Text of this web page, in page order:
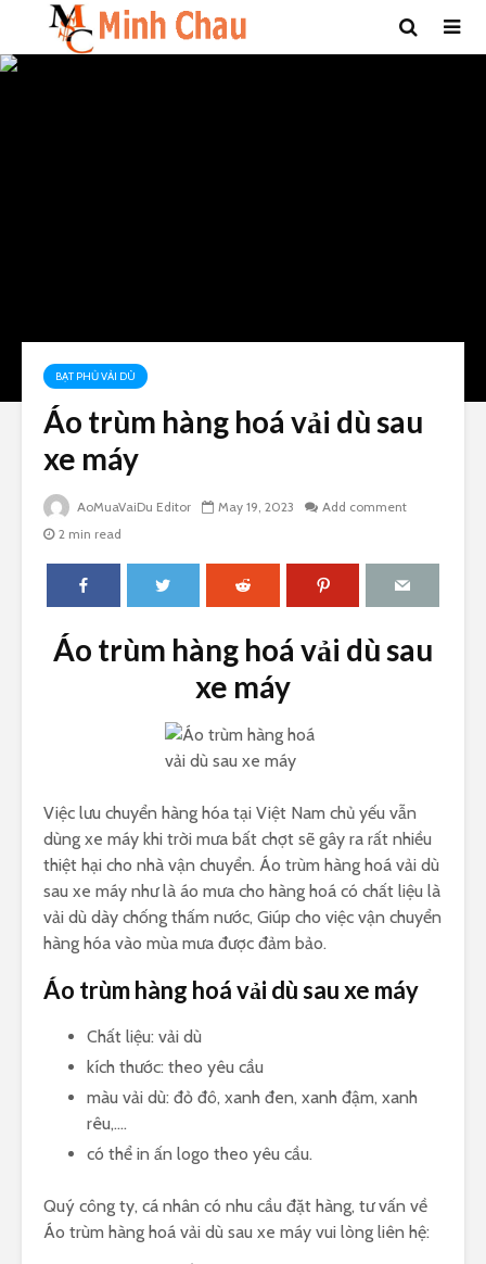
BẠT PHỦ VẢI DÙ
Áo trùm hàng hoá vải dù sau
xe máy
AoMuaVaiDu Editor May 19, 2023
Add comment
2 min read
Áo trùm hàng hoá vải dù sau
xe máy
Việc lưu chuyển hàng hóa tại Việt Nam chủ yếu vẫn
dùng xe máy khi trời mưa bất chợt sẽ gây ra rất nhiều
thiệt hại cho nhà vận chuyển. Áo trùm hàng hoá vải dù
sau xe máy như là áo mưa cho hàng hoá có chất liệu là
vải dù dày chống thấm nước, Giúp cho việc vận chuyển
hàng hóa vào mùa mưa được đảm bảo.
Áo trùm hàng hoá vải dù sau xe máy
Chất liệu: vải dù
kích thước: theo yêu cầu
màu vải dù: đỏ đô, xanh đen, xanh đậm, xanh
rêu,….
có thể in ấn logo theo yêu cầu.
Quý công ty, cá nhân có nhu cầu đặt hàng, tư vấn về
Áo trùm hàng hoá vải dù sau xe máy vui lòng liên hệ: